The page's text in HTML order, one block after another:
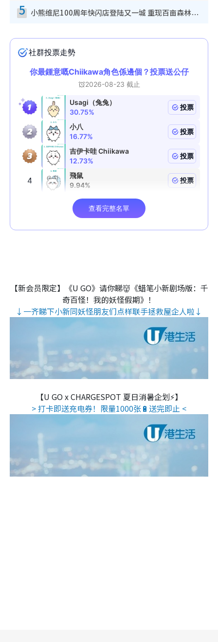
5 小熊维尼100周年快闪店登陆又一城 重现百亩森林经典场景／独家限定盲盒登场／专属DIY香水
【新会员限定】《U GO》请你睇👹《蜡笔小新剧场版：千
奇百怪！我的妖怪假期》！
↓一齐睇下小新同妖怪朋友们点样联手拯救屋企人啦↓
【U GO x CHARGESPOT 夏日消暑企划⚡】
> 打卡即送充电券！限量1000张🔋送完即止 <